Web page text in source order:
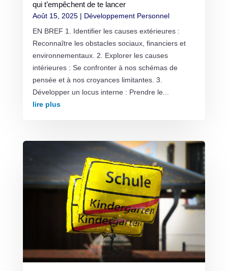
qui t’empêchent de te lancer
Août 15, 2025| Développement Personnel
EN BREF 1. Identifier les causes extérieures :
Reconnaître les obstacles sociaux, financiers et
environnementaux. 2. Explorer les causes
intérieures : Se confronter à nos schémas de
pensée et à nos croyances limitantes. 3.
Développer un locus interne : Prendre le...
lire plus